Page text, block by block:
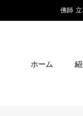
佛師
ホーム